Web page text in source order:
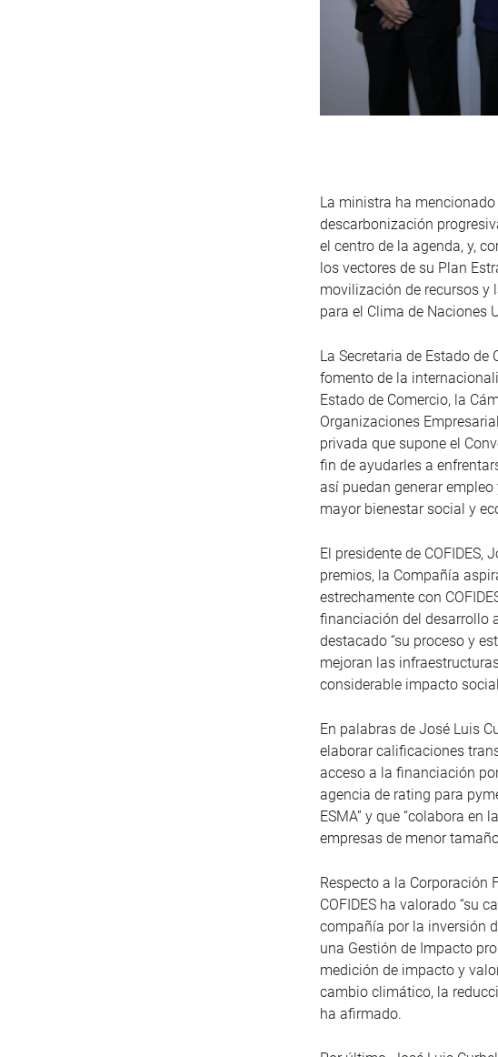
La ministra ha
descarbonización
el centro de la agenda, y,
los vectores de su Plan
movilización de recursos y
para el Clima de Naciones
La Secretaria de Estado de
fomento de la
Estado de Comercio, la
Organizaciones
privada que supone el
fin de ayudarles a
así puedan generar
mayor bienestar social y
El presidente de
premios, la Compañía
estrechamente con
financiación del desarrollo
destacado “su proceso y
mejoran las
considerable impacto
En palabras de José Luis
elaborar calificaciones
acceso a la financiación
agencia de rating para
ESMA” y que “colabora
empresas de menor
Respecto a la Corporación
COFIDES ha valorado “su
compañía por la inversión
una Gestión de Impacto
medición de impacto y
cambio climático, la
ha afirmado.